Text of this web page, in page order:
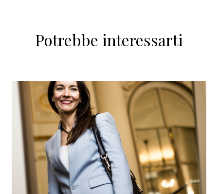
Potrebbe interessarti